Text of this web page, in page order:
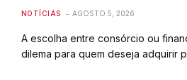
NOTÍCIAS AGOSTO 5, 2026
A escolha entre consórcio ou
dilema para quem deseja adquirir